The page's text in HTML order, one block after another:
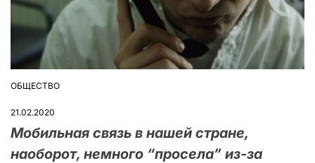
ОПУБЛІКУВАТИ
ОБЩЕСТВО
21.02.2020
Мобильная связь в нашей стране,
наоборот, немного “просела” из-за